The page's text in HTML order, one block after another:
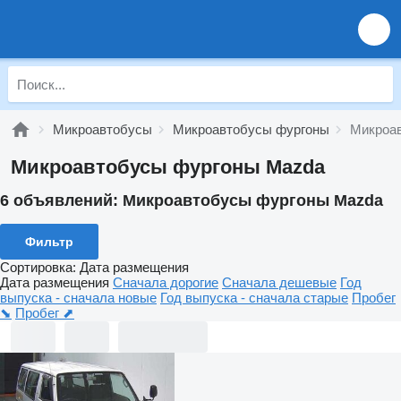
Микроавтобусы Микроавтобусы фургоны
Микроавтобусы фургоны Mazda
6 объявлений: Микроавтобусы фургоны Mazda
Фильтр
Сортировка: Дата размещения
Дата размещения Сначала дорогие Сначала дешевые Год
выпуска - сначала новые Год выпуска - сначала старые Пробег
⬊ Пробег ⬈